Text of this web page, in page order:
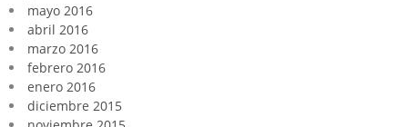
mayo 2016
abril 2016
marzo 2016
febrero 2016
enero 2016
diciembre 2015